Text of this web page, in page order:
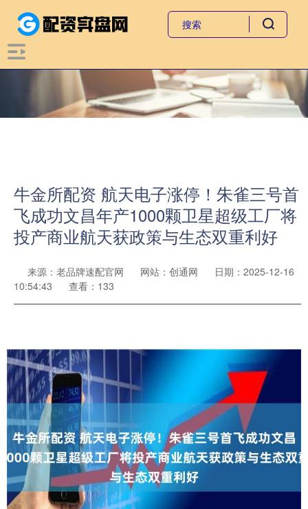
牛金所配资 航天电子涨停！朱雀三号首
飞成功文昌年产1000颗卫星超级工厂将
投产商业航天获政策与生态双重利好
来源：老品牌速配官网 网站：创通网
日期：2025-12-16
10:54:43
查看：133